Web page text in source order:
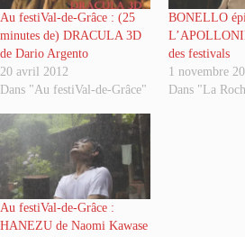
Au festiVal-de-Grâce : (25
minutes de) DRACULA 3D
de Dario Argento
20 avril 2012
Dans "Au festiVal-de-Grâce"
BONELLO
des festivals
1 novembre
Dans "La
Au festiVal-de-Grâce :
HANEZU de Naomi Kawase